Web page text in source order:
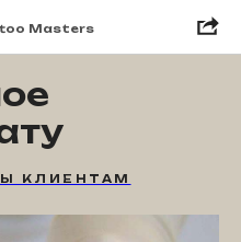
Masters
КЛИЕНТАМ